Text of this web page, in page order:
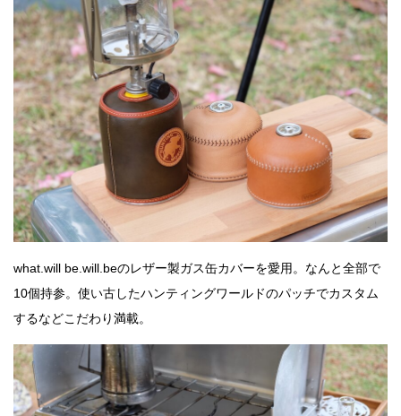
what.will be.will.beのレザー製ガス缶カバーを愛用。なんと全部で
10個持参。使い古したハンティングワールドのパッチでカスタム
するなどこだわり満載。